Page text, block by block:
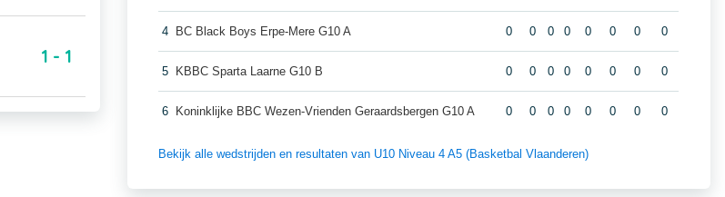
1 - 1
4 BC Black Boys Erpe-Mere G10 A 0 0 0 0 0 0 0 0
5 KBBC Sparta Laarne G10 B 0 0 0 0 0 0 0 0
6 Koninklijke BBC Wezen-Vrienden Geraardsbergen G10 A 0 0 0 0 0 0 0 0
Bekijk alle wedstrijden en resultaten van U10 Niveau 4 A5 (Basketbal Vlaanderen)